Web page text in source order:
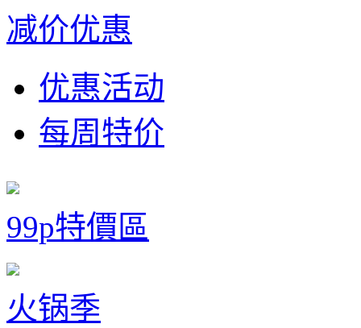
减价优惠
优惠活动
每周特价
99p特價區
火锅季